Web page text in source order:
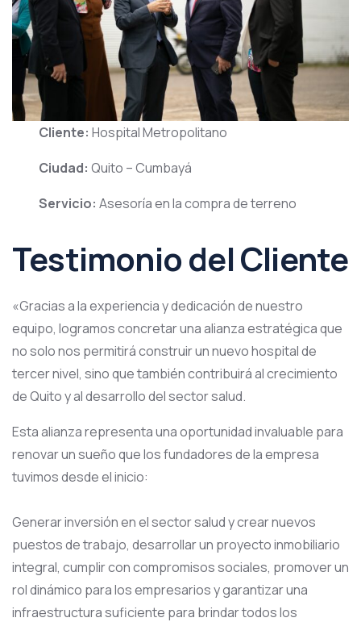
Cliente: Hospital Metropolitano
Ciudad: Quito – Cumbayá
Servicio: Asesoría en la compra de terreno
Testimonio del Cliente
«Gracias a la experiencia y dedicación de nuestro
equipo, logramos concretar una alianza estratégica que
no solo nos permitirá construir un nuevo hospital de
tercer nivel, sino que también contribuirá al crecimiento
de Quito y al desarrollo del sector salud.
Esta alianza representa una oportunidad invaluable para
renovar un sueño que los fundadores de la empresa
tuvimos desde el inicio:
Generar inversión en el sector salud y crear nuevos
puestos de trabajo, desarrollar un proyecto inmobiliario
integral, cumplir con compromisos sociales, promover un
rol dinámico para los empresarios y garantizar una
infraestructura suficiente para brindar todos los